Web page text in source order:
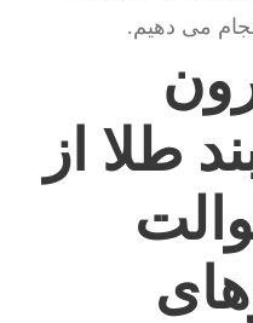
می دهیم.
طلا از